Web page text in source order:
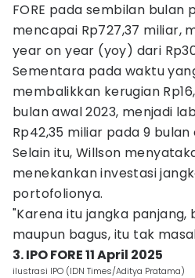
FORE pada sembilan bulan
mencapai Rp727,37 miliar,
year on year (yoy) dari
Sementara pada waktu
membalikkan kerugian
bulan awal 2023, menjadi
Rp42,35 miliar pada 9 bulan
Selain itu, Willson
menekankan investasi
portofolionya.
"Karena itu jangka panjang,
maupun bagus, itu tak
3. IPO FORE 11 April 2025
ilustrasi IPO (IDN Times/Aditya Pratama)